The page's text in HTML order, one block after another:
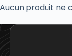
Aucun produit ne